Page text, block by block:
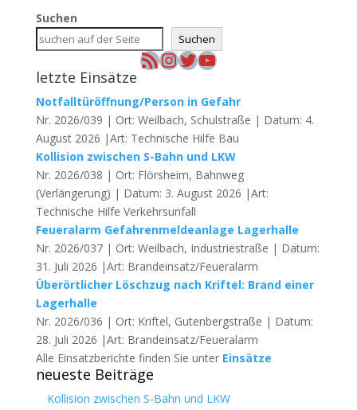
Suchen
Suchen
RSS-FeedInstagram
Twitter
YouTube
letzte Einsätze
Notfalltüröffnung/Person in Gefahr
Nr. 2026/039 | Ort: Weilbach, Schulstraße | Datum: 4.
August 2026 |Art: Technische Hilfe Bau
Kollision zwischen S-Bahn und LKW
Nr. 2026/038 | Ort: Flörsheim, Bahnweg
(Verlängerung) | Datum: 3. August 2026 |Art:
Technische Hilfe Verkehrsunfall
Feueralarm Gefahrenmeldeanlage Lagerhalle
Nr. 2026/037 | Ort: Weilbach, Industriestraße | Datum:
31. Juli 2026 |Art: Brandeinsatz/Feueralarm
Überörtlicher Löschzug nach Kriftel: Brand einer
Lagerhalle
Nr. 2026/036 | Ort: Kriftel, Gutenbergstraße | Datum:
28. Juli 2026 |Art: Brandeinsatz/Feueralarm
Alle Einsatzberichte finden Sie unter Einsätze
neueste Beiträge
Kollision zwischen S-Bahn und LKW